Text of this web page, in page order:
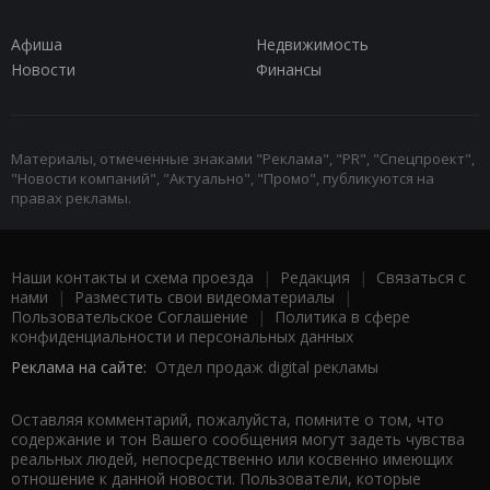
Афиша
Недвижимость
Новости
Финансы
Материалы, отмеченные знаками "Реклама", "PR", "Спецпроект",
"Новости компаний", "Актуально", "Промо", публикуются на
правах рекламы.
Наши контакты и схема проезда | Редакция | Связаться с
нами | Разместить свои видеоматериалы |
Пользовательское Соглашение |
Политика в сфере
конфиденциальности и персональных данных
Реклама на сайте: Отдел продаж digital рекламы
Оставляя комментарий, пожалуйста, помните о том, что
содержание и тон Вашего сообщения могут задеть чувства
реальных людей, непосредственно или косвенно имеющих
отношение к данной новости. Пользователи, которые